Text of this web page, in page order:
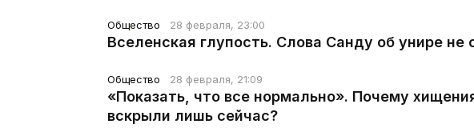
Общество 28 февраля, 23:00
Вселенская глупость. Слова Санду об унире не
Общество 28 февраля, 21:09
«Показать, что все нормально». Почему
вскрыли лишь сейчас?